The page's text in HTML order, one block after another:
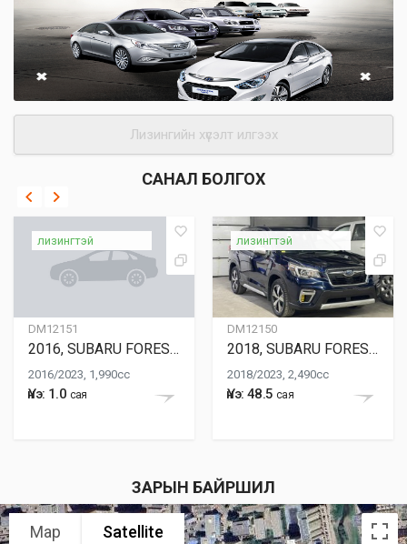
Лизингийн хүсэлт илгээх
САНАЛ БОЛГОХ
DM12151
лизингтэй
2016, SUBARU FORESTER
2016/2023, 1,990cc
Үнэ: 1.0 сая
DM12150
лизингтэй
2018, SUBARU FORESTER
2018/2023, 2,490cc
Үнэ: 48.5 сая
ЗАРЫН БАЙРШИЛ
Map Satellite